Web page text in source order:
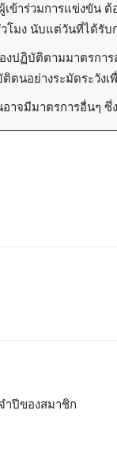
ข้าร่วมการแข่งขัน ต้
โมง นับแต่วันที่ได้รั
งปฏิบัติตามมาตรกา
นอย่างระมัดระวังเ
าจมีมาตรการอื่นๆ
ำปีของสมาชิก